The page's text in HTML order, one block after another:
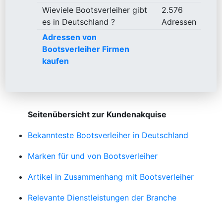
Wieviele Bootsverleiher gibt
es in Deutschland ?
2.576
Adressen
Adressen von
Bootsverleiher Firmen
kaufen
Seitenübersicht zur Kundenakquise
Bekannteste Bootsverleiher in Deutschland
Marken für und von Bootsverleiher
Artikel in Zusammenhang mit Bootsverleiher
Relevante Dienstleistungen der Branche